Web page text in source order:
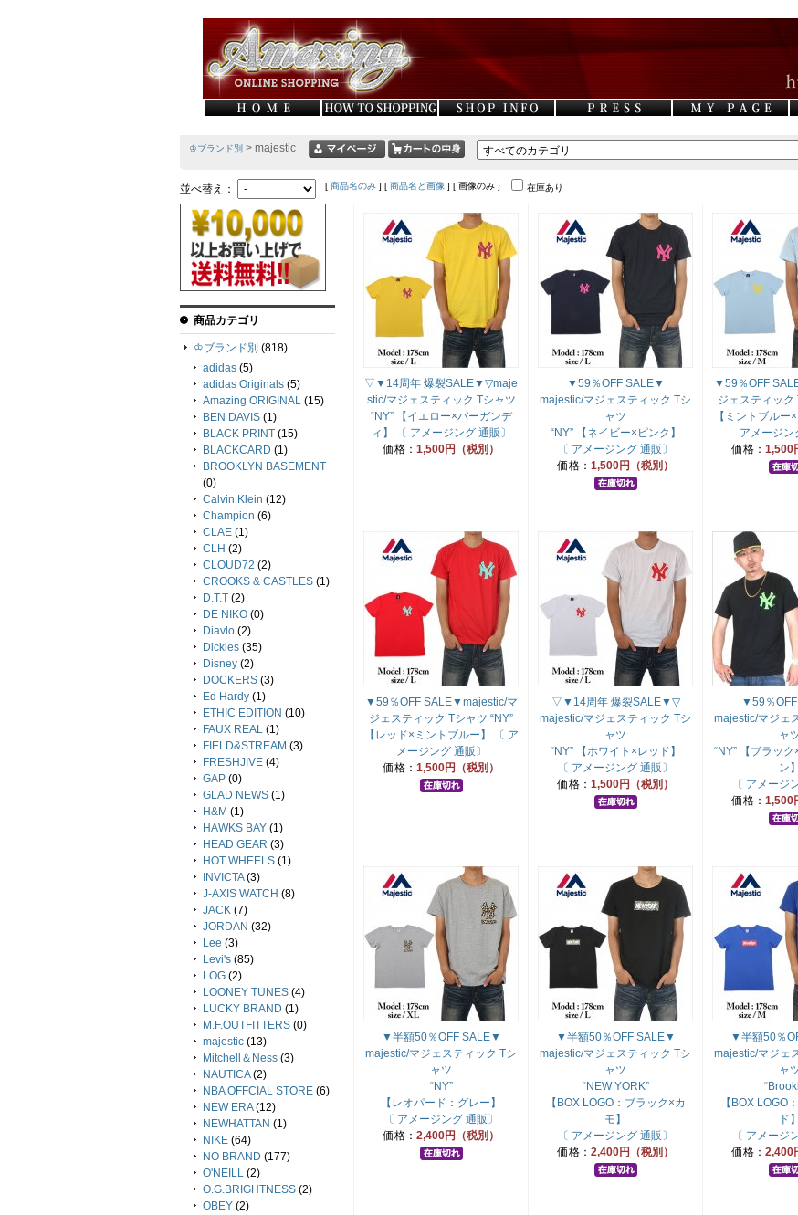
♔ブランド別 > majestic
並べ替え： [ 商品名のみ ] [ 商品名と画像 ] [ 画像のみ ] 在庫あり
▽▼14周年 爆裂SALE▼▽maje
stic/マジェスティック Tシャツ
“NY” 【イエロー×バーガンデ
ィ】 〔 アメージング 通販〕
価格： 1,500円（税別）
▼59％OFF SALE▼
majestic/マジェスティック Tシ
ャツ
“NY” 【ネイビー×ピンク】
〔 アメージング 通販〕
価格： 1,500円（税別）
▼59％OFF
ジェスティック
【ミントブルー
アメージン
価格： 1,500
▼59％OFF SALE▼majestic/マ
ジェスティック Tシャツ “NY”
【レッド×ミントブルー】 〔 ア
メージング 通販〕
価格： 1,500円（税別）
▽▼14周年 爆裂SALE▼▽
majestic/マジェスティック Tシ
ャツ
“NY” 【ホワイト×レッド】
〔 アメージング 通販〕
価格： 1,500円（税別）
▼59％
majestic/マジェ
ャ
“NY” 【ブラッ
ン】
〔 アメージ
価格： 1,500
▼半額50％OFF SALE▼
majestic/マジェスティック Tシ
ャツ
“NY”
【レオパード：グレー】
〔 アメージング 通販〕
価格： 2,400円（税別）
▼半額50％OFF SALE▼
majestic/マジェスティック Tシ
ャツ
“NEW YORK”
【BOX LOGO：ブラック×カ
モ】
〔 アメージング 通販〕
価格： 2,400円（税別）
▼半額50％
majestic/マジェ
ャ
【BOX LOGO
ド】
〔 アメージ
価格： 2,400
商品カテゴリ
♔ブランド別 (818)
adidas (5)
adidas Originals (5)
Amazing ORIGINAL (15)
BEN DAVIS (1)
BLACK PRINT (15)
BLACKCARD (1)
BROOKLYN BASEMENT
(0)
Calvin Klein (12)
Champion (6)
CLAE (1)
CLH (2)
CLOUD72 (2)
CROOKS & CASTLES (1)
D.T.T (2)
DE NIKO (0)
Diavlo (2)
Dickies (35)
Disney (2)
DOCKERS (3)
Ed Hardy (1)
ETHIC EDITION (10)
FAUX REAL (1)
FIELD&STREAM (3)
FRESHJIVE (4)
GAP (0)
GLAD NEWS (1)
H&M (1)
HAWKS BAY (1)
HEAD GEAR (3)
HOT WHEELS (1)
INVICTA (3)
J-AXIS WATCH (8)
JACK (7)
JORDAN (32)
Lee (3)
Levi's (85)
LOG (2)
LOONEY TUNES (4)
LUCKY BRAND (1)
M.F.OUTFITTERS (0)
majestic (13)
Mitchell＆Ness (3)
NAUTICA (2)
NBA OFFCIAL STORE (6)
NEW ERA (12)
NEWHATTAN (1)
NIKE (64)
NO BRAND (177)
O'NEILL (2)
O.G.BRIGHTNESS (2)
OBEY (2)